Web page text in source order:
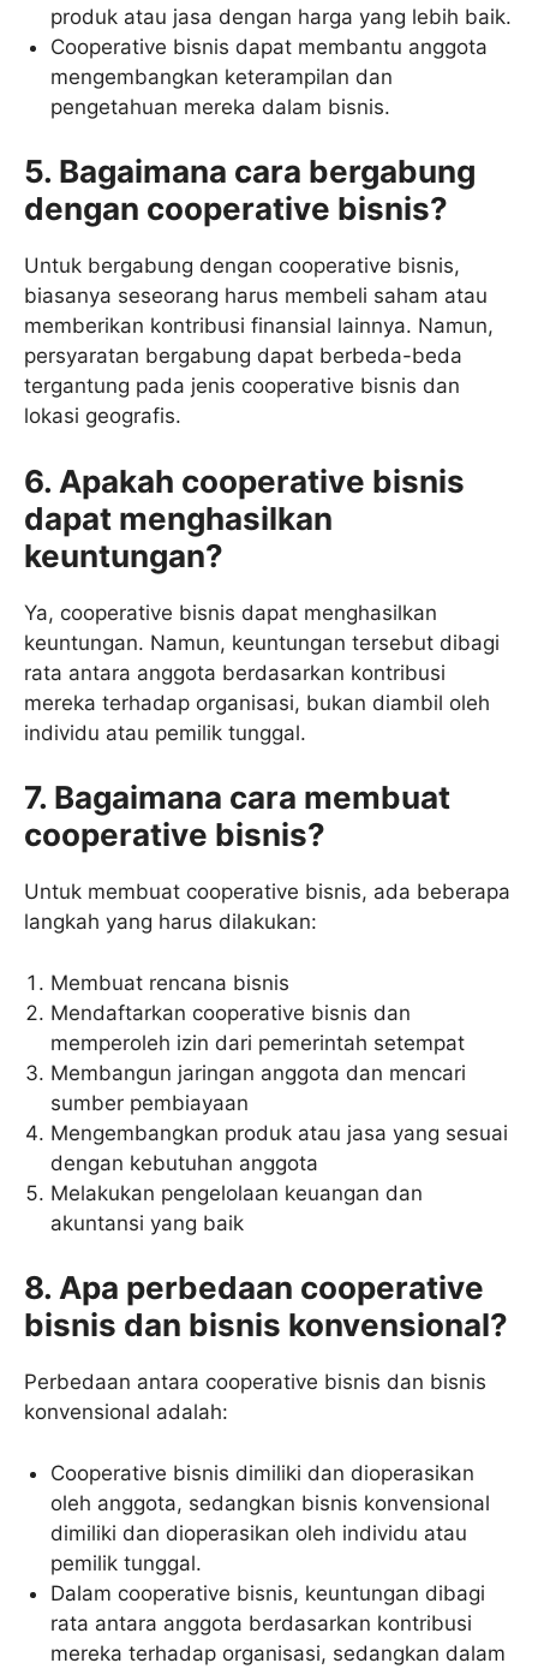
produk atau jasa dengan harga yang lebih baik.
Cooperative bisnis dapat membantu anggota
mengembangkan keterampilan dan
pengetahuan mereka dalam bisnis.
5. Bagaimana cara bergabung
dengan cooperative bisnis?
Untuk bergabung dengan cooperative bisnis,
biasanya seseorang harus membeli saham atau
memberikan kontribusi finansial lainnya. Namun,
persyaratan bergabung dapat berbeda-beda
tergantung pada jenis cooperative bisnis dan
lokasi geografis.
6. Apakah cooperative bisnis
dapat menghasilkan
keuntungan?
Ya, cooperative bisnis dapat menghasilkan
keuntungan. Namun, keuntungan tersebut dibagi
rata antara anggota berdasarkan kontribusi
mereka terhadap organisasi, bukan diambil oleh
individu atau pemilik tunggal.
7. Bagaimana cara membuat
cooperative bisnis?
Untuk membuat cooperative bisnis, ada beberapa
langkah yang harus dilakukan:
Membuat rencana bisnis
Mendaftarkan cooperative bisnis dan
memperoleh izin dari pemerintah setempat
Membangun jaringan anggota dan mencari
sumber pembiayaan
Mengembangkan produk atau jasa yang sesuai
dengan kebutuhan anggota
Melakukan pengelolaan keuangan dan
akuntansi yang baik
8. Apa perbedaan cooperative
bisnis dan bisnis konvensional?
Perbedaan antara cooperative bisnis dan bisnis
konvensional adalah:
Cooperative bisnis dimiliki dan dioperasikan
oleh anggota, sedangkan bisnis konvensional
dimiliki dan dioperasikan oleh individu atau
pemilik tunggal.
Dalam cooperative bisnis, keuntungan dibagi
rata antara anggota berdasarkan kontribusi
mereka terhadap organisasi, sedangkan dalam